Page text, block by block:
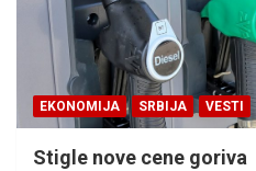
EKONOMIJA SRBIJA VESTI
Stigle nove cene goriva